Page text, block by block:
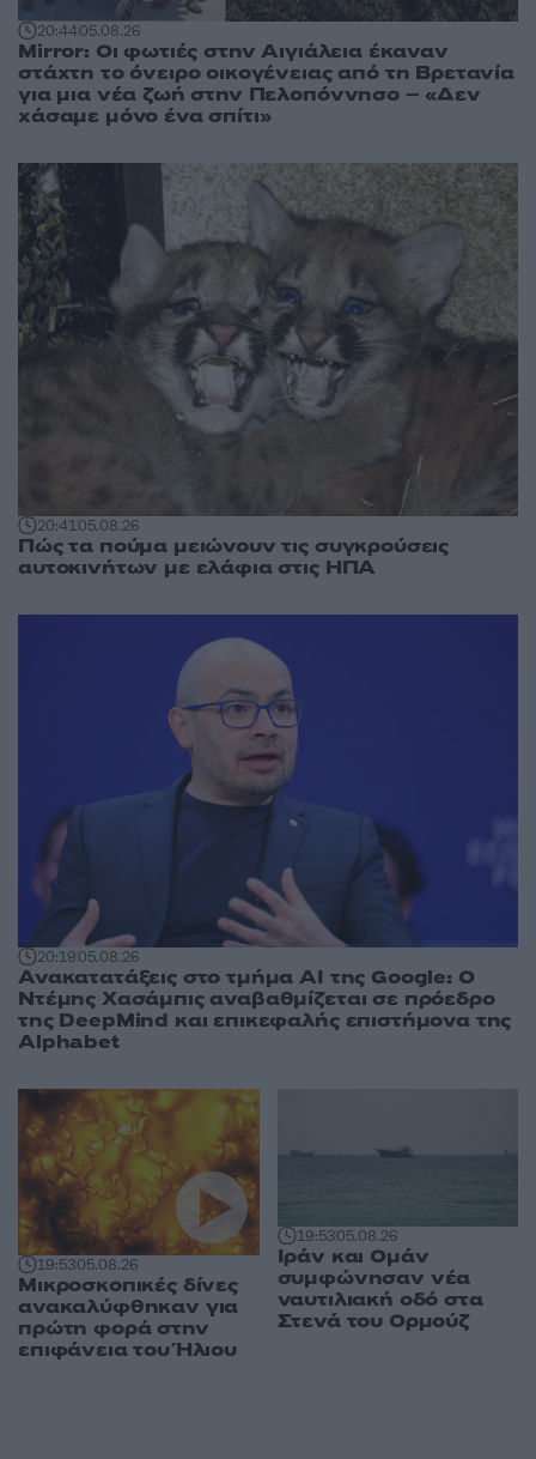
20:4405.08.26
Mirror: Οι φωτιές στην Αιγιάλεια έκαναν
στάχτη το όνειρο οικογένειας από τη Βρετανία
για μια νέα ζωή στην Πελοπόννησο – «Δεν
χάσαμε μόνο ένα σπίτι»
20:4105.08.26
Πώς τα πούμα μειώνουν τις συγκρούσεις
αυτοκινήτων με ελάφια στις ΗΠΑ
20:1905.08.26
Ανακατατάξεις στο τμήμα AI της Google: Ο
Ντέμης Χασάμπις αναβαθμίζεται σε πρόεδρο
της DeepMind και επικεφαλής επιστήμονα της
Alphabet
19:5305.08.26
Μικροσκοπικές δίνες
ανακαλύφθηκαν για
πρώτη φορά στην
επιφάνεια του Ήλιου
19:5305.08.26
Ιράν και Ομάν
συμφώνησαν νέα
ναυτιλιακή οδό στα
Στενά του Ορμούζ